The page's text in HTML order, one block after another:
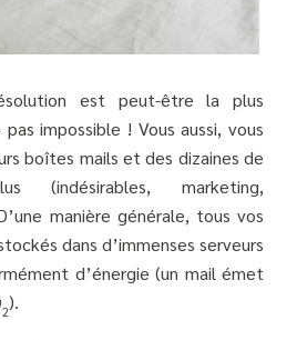
est peut-être la plus
impossible ! Vous aussi, vous
boîtes mails et des dizaines de
(indésirables, marketing,
manière générale, tous vos
dans d’immenses serveurs
d’énergie (un mail émet
2).